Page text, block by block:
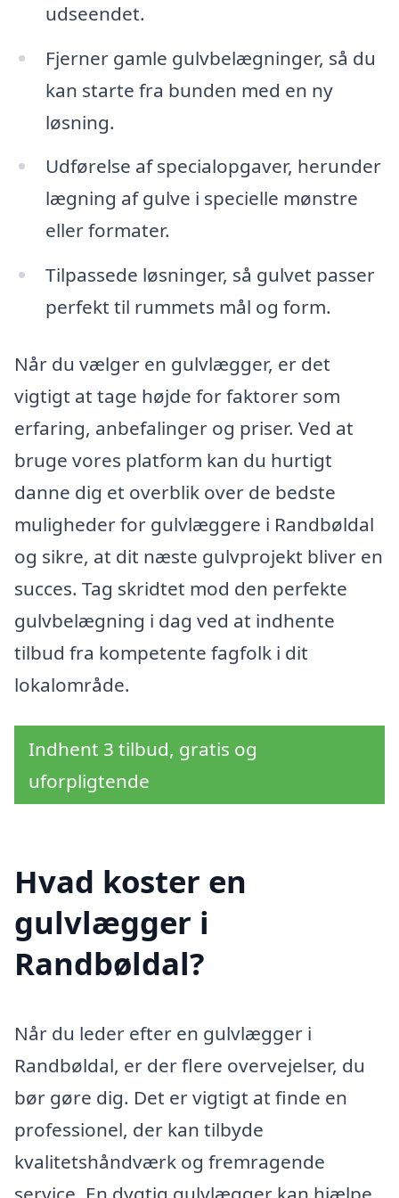
udseendet.
Fjerner gamle gulvbelægninger, så du
kan starte fra bunden med en ny
løsning.
Udførelse af specialopgaver, herunder
lægning af gulve i specielle mønstre
eller formater.
Tilpassede løsninger, så gulvet passer
perfekt til rummets mål og form.
Når du vælger en gulvlægger, er det
vigtigt at tage højde for faktorer som
erfaring, anbefalinger og priser. Ved at
bruge vores platform kan du hurtigt
danne dig et overblik over de bedste
muligheder for gulvlæggere i Randbøldal
og sikre, at dit næste gulvprojekt bliver en
succes. Tag skridtet mod den perfekte
gulvbelægning i dag ved at indhente
tilbud fra kompetente fagfolk i dit
lokalområde.
Indhent 3 tilbud, gratis og
uforpligtende
Hvad koster en
gulvlægger i
Randbøldal?
Når du leder efter en gulvlægger i
Randbøldal, er der flere overvejelser, du
bør gøre dig. Det er vigtigt at finde en
professionel, der kan tilbyde
kvalitetshåndværk og fremragende